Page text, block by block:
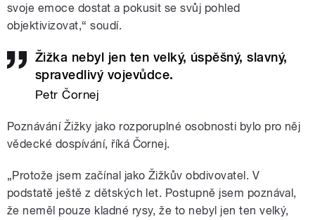
svoje emoce dostat a pokusit se svůj pohled
objektivizovat,“ soudí.
Žižka nebyl jen ten velký, úspěšný, slavný,
spravedlivý vojevůdce.
Petr Čornej
Poznávání Žižky jako rozporuplné osobnosti bylo pro něj
vědecké dospívání, říká Čornej.
„Protože jsem začínal jako Žižkův obdivovatel. V
podstatě ještě z dětských let. Postupně jsem poznával,
že neměl pouze kladné rysy, že to nebyl jen ten velký,